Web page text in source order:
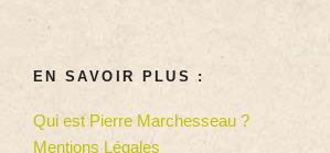
EN SAVOIR PLUS :
Qui est Pierre Marchesseau ?
Mentions Légales